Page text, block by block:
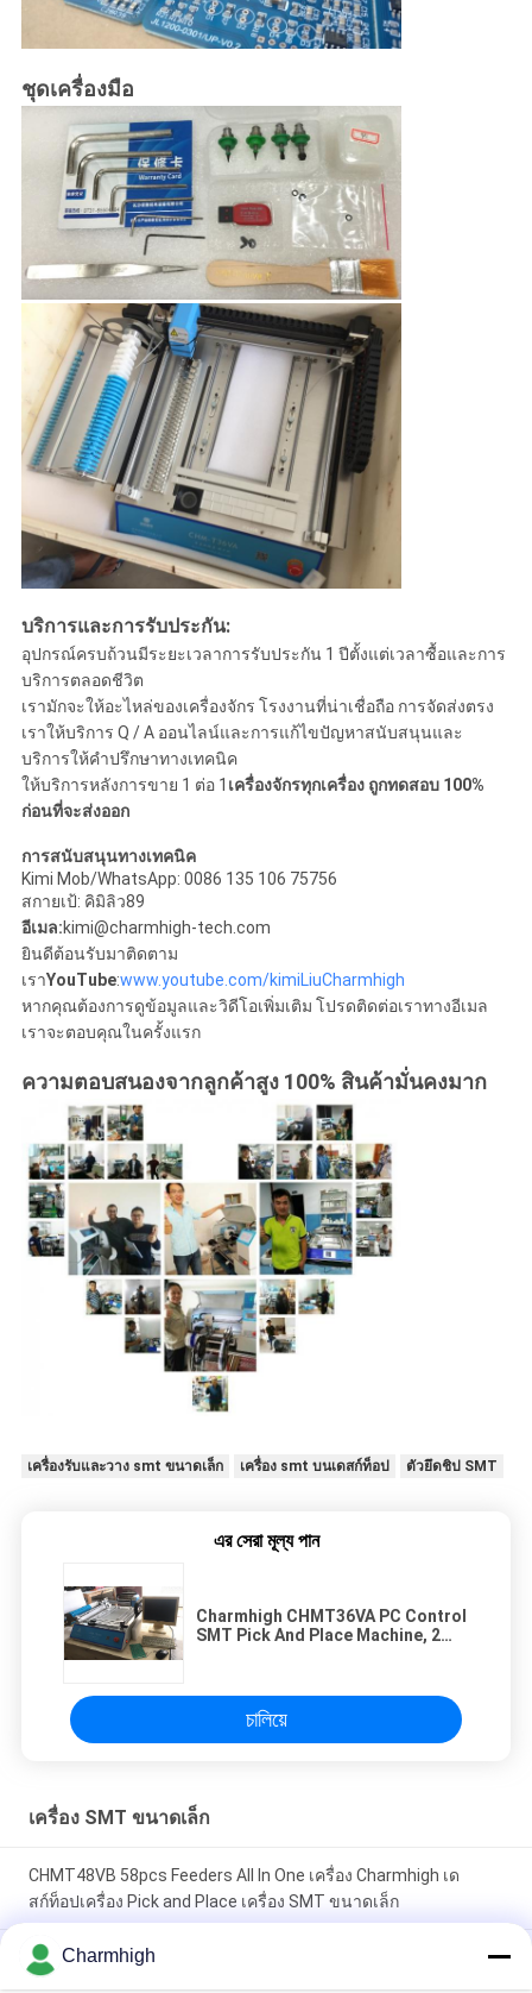
ชุดเครื่องมือ
บริการและการรับประกัน:
อุปกรณ์ครบถ้วนมีระยะเวลาการรับประกัน 1 ปีตั้งแต่เวลาซื้อและการ
บริการตลอดชีวิต
เรามักจะให้อะไหล่ของเครื่องจักร โรงงานที่น่าเชื่อถือ การจัดส่งตรง
เราให้บริการ Q / A ออนไลน์และการแก้ไขปัญหาสนับสนุนและ
บริการให้คําปรึกษาทางเทคนิค
ให้บริการหลังการขาย 1 ต่อ 1 เครื่องจักรทุกเครื่อง ถูกทดสอบ 100%
ก่อนที่จะส่งออก
การสนับสนุนทางเทคนิค
Kimi Mob/WhatsApp: 0086 135 106 75756
สกายเป้: คิมิลิว89
อีเมล:kimi@charmhigh-tech.com
ยินดีต้อนรับมาติดตาม
เราYouTube:www.youtube.com/kimiLiuCharmhigh
หากคุณต้องการดูข้อมูลและวิดีโอเพิ่มเติม โปรดติดต่อเราทางอีเมล
เราจะตอบคุณในครั้งแรก
ความตอบสนองจากลูกค้าสูง 100% สินค้ามั่นคงมาก
เครื่องรับและวาง smt ขนาดเล็ก เครื่อง smt บนเดสก์ท็อป ตัวยึดชิป SMT
এর সেরা মূল্য পান
Charmhigh CHMT36VA PC Control
SMT Pick And Place Machine, 2
চালিয়ে
เครื่อง SMT ขนาดเล็ก
CHMT48VB 58pcs Feeders All In One เครื่อง Charmhigh เด
สก์ท็อปเครื่อง Pick and Place เครื่อง SMT ขนาดเล็ก
Charmhigh 7 รุ่นเดสก์ท็อป SMT SMD Pick And Place Machine,
Charmhigh